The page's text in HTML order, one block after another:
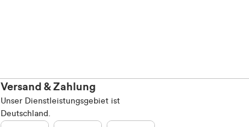
Versand & Zahlung
Unser Dienstleistungsgebiet ist
Deutschland.